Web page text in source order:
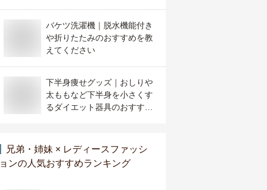
バケツ洗濯機｜脱水機能付き
や折りたたみのおすすめを教
えてください
下半身痩せグッズ｜おしりや
太ももなど下半身を小さくす
るダイエット器具のおすすめ
兄弟・姉妹 × レディースファッシ
ョンの人気おすすめランキング